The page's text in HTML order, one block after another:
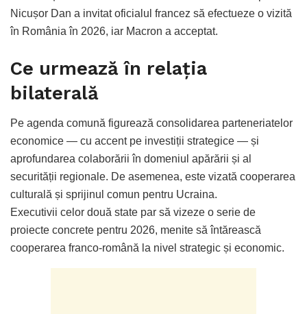
Nicușor Dan a invitat oficialul francez să efectueze o vizită
în România în 2026, iar Macron a acceptat.
Ce urmează în relația
bilaterală
Pe agenda comună figurează consolidarea parteneriatelor
economice — cu accent pe investiții strategice — și
aprofundarea colaborării în domeniul apărării și al
securității regionale. De asemenea, este vizată cooperarea
culturală și sprijinul comun pentru Ucraina.
Executivii celor două state par să vizeze o serie de
proiecte concrete pentru 2026, menite să întărească
cooperarea franco-română la nivel strategic și economic.